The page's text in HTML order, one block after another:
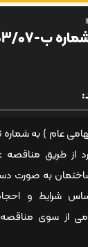
ب-403/07
نظر دارد از
به صورت
شرایط و
از سوی